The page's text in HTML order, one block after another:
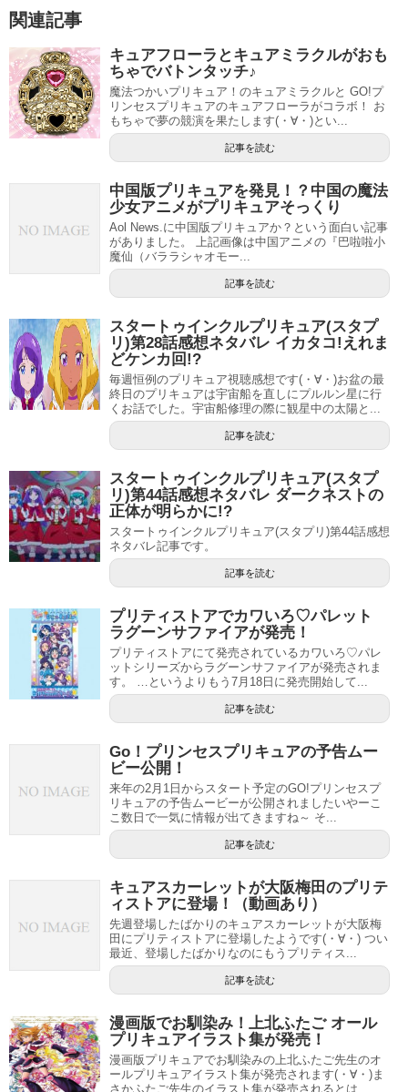
引用元：ABC-A・東映アニメーション
スタートゥインクルプリキュアは、ピンク・緑（青？）・
黄色。紫の4人が最初にいます。
ハピネスチャージプリキュアみたいですね。
ただし、ハピネスチャージプリキュアの場合、最初からOP
に出てたりと4人のプリキュアの姿が誰か分かっているにも
関わらず、正式なメンバーになったのが話数が進んでから
という、追加戦士と数えていいんだかなんだか分からない
パターンとなっています。
今回のスタートゥインクルプリキュアは、春の映画で4人揃
っているので、序盤から4人とも正式メンバーなのでしょ
う。
ハピネスチャージプリキュアやスマイルプリキュアのよう
に追加戦士がいない時もありましたが、最近は登場してい
る場合が多いので、今回も追加戦士は登場すると思われま
す。
追加戦士は、同年代の女の子の敵キャラ・妖精・小学生が
多いです。
アでやったばかりですし、現在分かっている妖精は赤ちゃ
んキャラであり、女の子かどうか分かりません。
妖精フワは、はーちゃんのように成長する可能性もありま
すが、シフォンのように赤ちゃん妖精のままかもしれませ
同年代敵キャラのレジーナのように、プリキュアになりそ
関連記事
キュアフローラとキュアミラクルがおも
ちゃでバトンタッチ♪
魔法つかいプリキュア！のキュアミラクルと GO!プ
リンセスプリキュアのキュアフローラがコラボ！ お
もちゃで夢の競演を果たします(・∀・)とい...
記事を読む
中国版プリキュアを発見！？中国の魔法
少女アニメがプリキュアそっくり
Aol News.に中国版プリキュアか？という面白い記事
がありました。 上記画像は中国アニメの『巴啦啦小
魔仙（バララシャオモー...
記事を読む
スタートゥインクルプリキュア(スタプ
リ)第28話感想ネタバレ イカタコ!えれま
どケンカ回!?
毎週恒例のプリキュア視聴感想です(・∀・)お盆の最
終日のプリキュアは宇宙船を直しにプルルン星に行
くお話でした。宇宙船修理の際に観星中の太陽と...
記事を読む
スタートゥインクルプリキュア(スタプ
リ)第44話感想ネタバレ ダークネストの
正体が明らかに!?
スタートゥインクルプリキュア(スタプリ)第44話感想
ネタバレ記事です。
記事を読む
プリティストアでカワいろ♡パレット
ラグーンサファイアが発売！
プリティストアにて発売されているカワいろ♡パレ
ットシリーズからラグーンサファイアが発売されま
す。 …というよりもう7月18日に発売開始して...
記事を読む
Go！プリンセスプリキュアの予告ムー
ビー公開！
来年の2月1日からスタート予定のGO!プリンセスプ
リキュアの予告ムービーが公開されましたいやーこ
こ数日で一気に情報が出てきますね～ そ...
記事を読む
キュアスカーレットが大阪梅田のプリテ
ィストアに登場！（動画あり）
先週登場したばかりのキュアスカーレットが大阪梅
田にプリティストアに登場したようです(・∀・) つい
最近、登場したばかりなのにもうプリティス...
記事を読む
漫画版でお馴染み！上北ふたご オール
プリキュアイラスト集が発売！
漫画版プリキュアでお馴染みの上北ふたご先生のオ
ールプリキュアイラスト集が発売されます(・∀・)ま
さかふたご先生のイラスト集が発売されるとは…...